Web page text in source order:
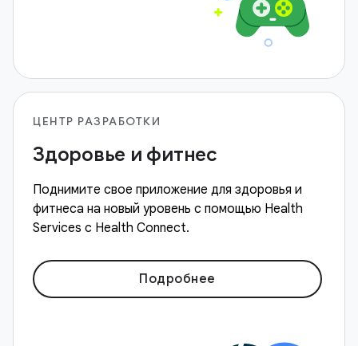
ЦЕНТР РАЗРАБОТКИ
Здоровье и фитнес
Поднимите свое приложение для здоровья и
фитнеса на новый уровень с помощью Health
Services с Health Connect.
Подробнее